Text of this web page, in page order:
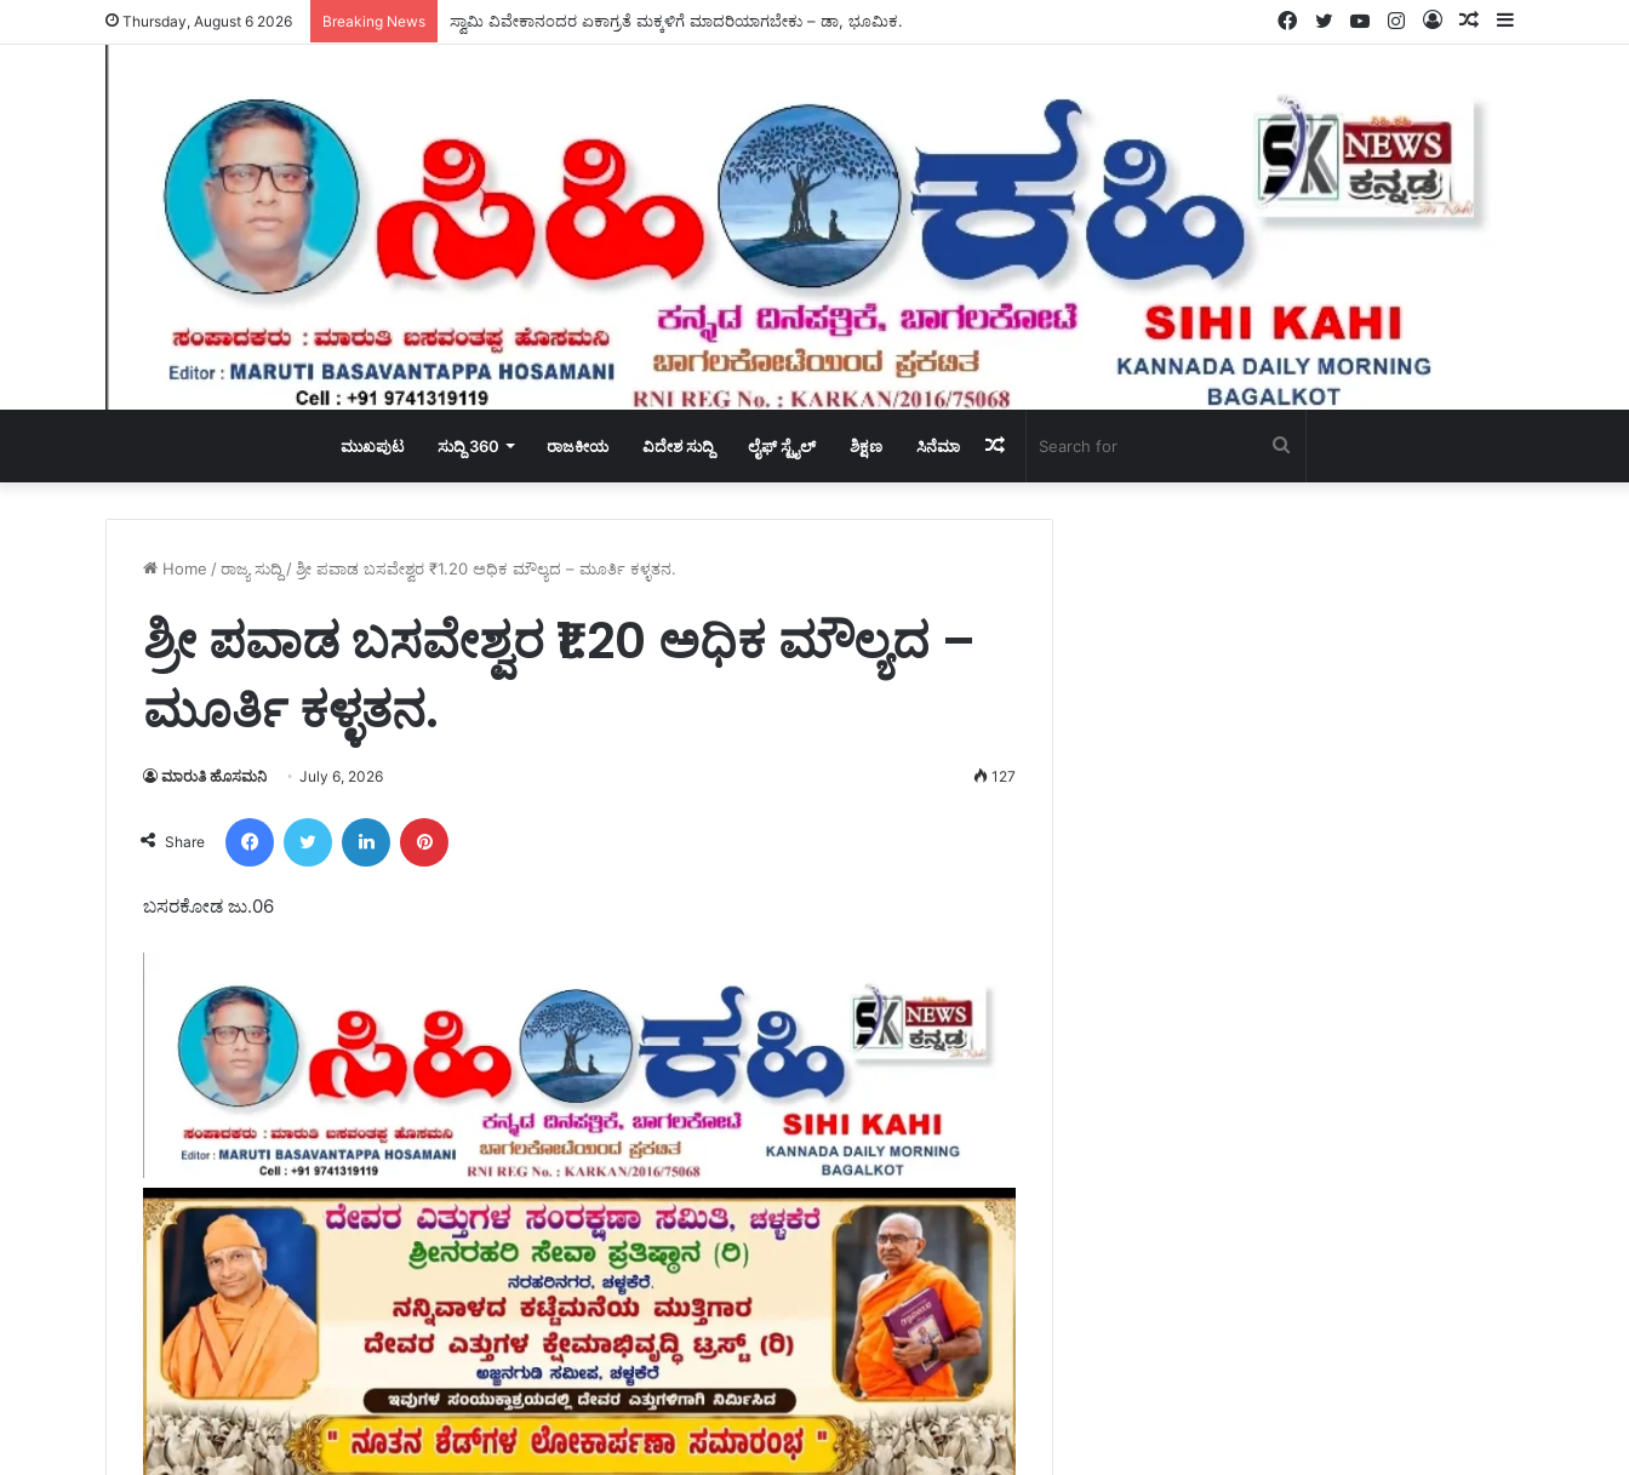
Thursday, August 6 2026 Breaking News ವಾಲ್ಮೀಕಿ ನಿಗಮದ ಅಧ್ಯಕ್ಷ ಸ್ಥಾನಕ್ಕೆ – ಶಾಸಕ ಬಸನಗೌಡ ದದ್ದಲ ರಾಜೀನಾಮೆ. Sidebar
Random
Log
Instagram
YouTube
Twitter
Facebook
ಮುಖಪುಟ ಸುದ್ದಿ 360 ರಾಜಕೀಯ ವಿದೇಶ ಸುದ್ದಿ ಲೈಫ್ ಸ್ಟೈಲ್ ಶಿಕ್ಷಣ ಸಿನೆಮಾ Search
Random
Article
Home /ರಾಜ್ಯ ಸುದ್ದಿ /ಶ್ರೀ ಪವಾಡ ಬಸವೇಶ್ವರ ₹1.20 ಅಧಿಕ ಮೌಲ್ಯದ – ಮೂರ್ತಿ ಕಳ್ಳತನ.
ಶ್ರೀ ಪವಾಡ ಬಸವೇಶ್ವರ ₹1.20 ಅಧಿಕ ಮೌಲ್ಯದ –
ಮೂರ್ತಿ ಕಳ್ಳತನ.
ಮಾರುತಿ ಹೊಸಮನಿ July 6, 2026 127
Share
FacebookTwitter LinkedIn
ಬಸರಕೋಡ ಜು.06